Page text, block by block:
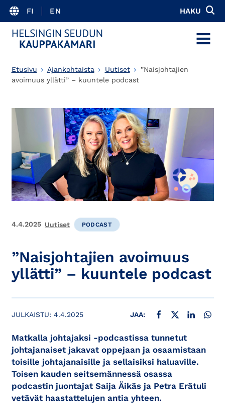
FI EN HAKU
MENU
Etusivu Ajankohtaista Uutiset
”Naisjohtajien
avoimuus yllätti” – kuuntele podcast
4.4.2025 Uutiset PODCAST
”Naisjohtajien avoimuus
yllätti” – kuuntele podcast
JULKAISTU: 4.4.2025 JAA: JAA FACEBOOKISSA
JAA X:SSÄ JAA
Matkalla johtajaksi -podcastissa tunnetut
johtajanaiset jakavat oppejaan ja osaamistaan
toisille johtajanaisille ja sellaisiksi haluaville.
Toisen kauden seitsemännessä osassa
podcastin juontajat Saija Äikäs ja Petra Erätuli
vetävät haastattelujen antia yhteen.